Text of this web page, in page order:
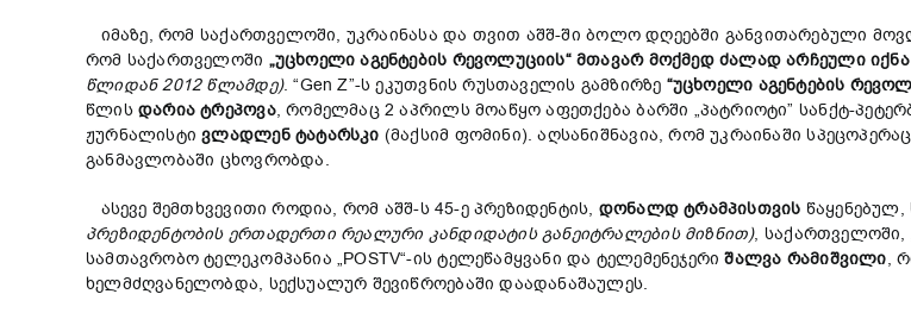
იმაზე, რომ საქართველოში, უკრაინასა და თვით აშშ-ში ბოლო დღეებში განვითარებული
რომ საქართველოში „უცხოელი აგენტების რევოლუციის“მთავარ მოქმედძალადარჩეული იქნა
წლიდან 2012 წლამდე). “Gen Z”-ს ეკუთვნის რუსთაველის გამზირზე “უცხოელი აგენტების
წლისდარიატრეპოვა, რომელმაც 2 აპრილს მოაწყო აფეთქება ბარში „პატრიოტი” სანქტ-
ჟურნალისტივლადლენ ტატარსკი (მაქსიმ ფომინი). აღსანიშნავია, რომ უკრაინაში
განმავლობაში ცხოვრობდა.
ასევე შემთხვევითი როდია, რომ აშშ-ს 45-ე პრეზიდენტის, დონალდტრამპისთვის
პრეზიდენტობის ერთადერთი რეალური კანდიდატისგანეიტრალების მიზნით), საქართველოში,
სამთავრობო ტელეკომპანია „POSTV“-ის ტელეწამყვანი და ტელემენეჯერიშალვა რამიშვილი,
ხელმძღვანელობდა, სექსუალურ შევიწროებაში დაადანაშაულეს.